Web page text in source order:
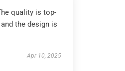
quality is top-
the design is
Apr 10, 2025